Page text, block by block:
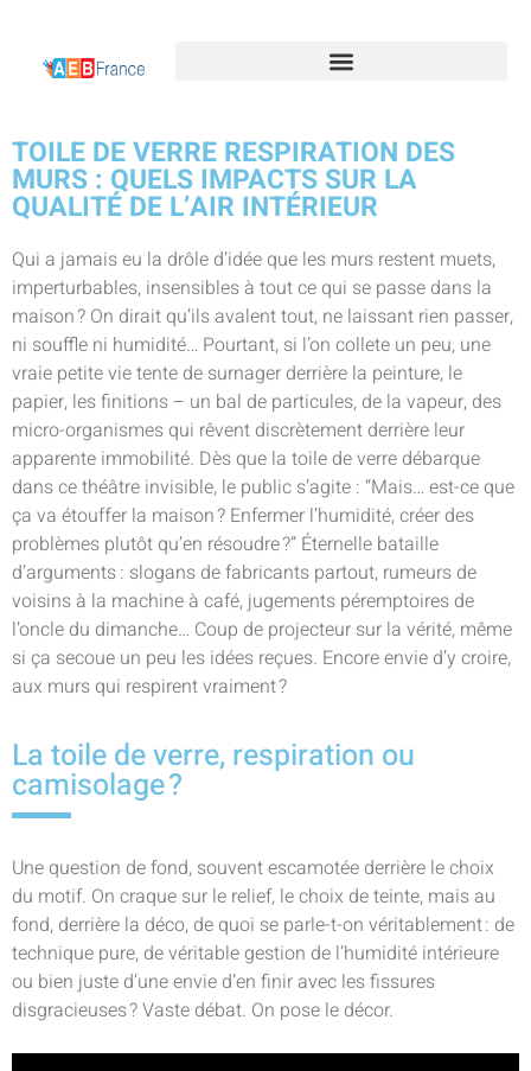
TOILE DE VERRE RESPIRATION DES
MURS : QUELS IMPACTS SUR LA
QUALITÉ DE L’AIR INTÉRIEUR
Qui a jamais eu la drôle d’idée que les murs restent muets,
imperturbables, insensibles à tout ce qui se passe dans la
maison ? On dirait qu’ils avalent tout, ne laissant rien passer,
ni souffle ni humidité… Pourtant, si l’on collete un peu, une
vraie petite vie tente de surnager derrière la peinture, le
papier, les finitions – un bal de particules, de la vapeur, des
micro-organismes qui rêvent discrètement derrière leur
apparente immobilité. Dès que la toile de verre débarque
dans ce théâtre invisible, le public s’agite : “Mais… est-ce que
ça va étouffer la maison ? Enfermer l’humidité, créer des
problèmes plutôt qu’en résoudre ?” Éternelle bataille
d’arguments : slogans de fabricants partout, rumeurs de
voisins à la machine à café, jugements péremptoires de
l’oncle du dimanche… Coup de projecteur sur la vérité, même
si ça secoue un peu les idées reçues. Encore envie d’y croire,
aux murs qui respirent vraiment ?
La toile de verre, respiration ou
camisolage ?
Une question de fond, souvent escamotée derrière le choix
du motif. On craque sur le relief, le choix de teinte, mais au
fond, derrière la déco, de quoi se parle-t-on véritablement : de
technique pure, de véritable gestion de l’humidité intérieure
ou bien juste d’une envie d’en finir avec les fissures
disgracieuses ? Vaste débat. On pose le décor.